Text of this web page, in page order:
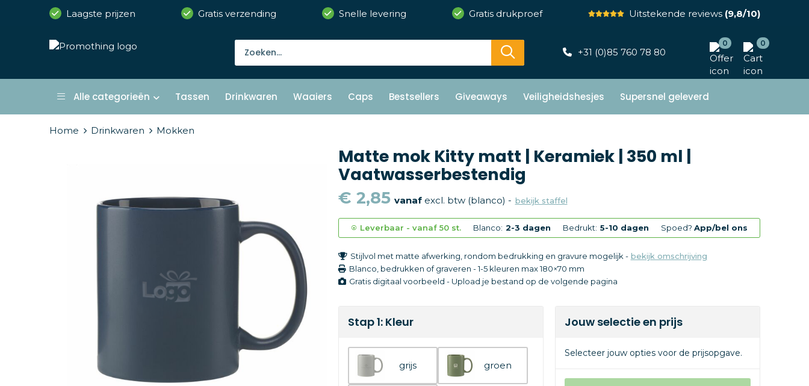
Laagste prijzen Gratis verzending Snelle levering Gratis drukproef Uitstekende reviews(9,8/10)
+31 (0)85 760 78 80
0 0
Alle categorieën Tassen Drinkwaren Waaiers Caps Bestsellers Giveaways Veiligheidshesjes Supersnel geleverd
Home Drinkwaren Mokken
Matte mok Kitty matt | Keramiek | 350 ml |
Vaatwasserbestendig
€ 2,85 vanafexcl. btw (blanco) - bekijk staffel
Leverbaar - vanaf 50 st. Blanco: 2-3 dagen Bedrukt: 5-10 dagen Spoed? App/bel ons
Stijlvol met matte afwerking, rondom bedrukking en gravure mogelijk -bekijk omschrijving
Blanco, bedrukken of graveren -1-5 kleuren max 180×70 mm
Gratis digitaal voorbeeld - Upload je bestand op de volgende pagina
Stap 1: Kleur
grijs groen
Jouw selectie en prijs
Selecteer jouw opties voor de prijsopgave.